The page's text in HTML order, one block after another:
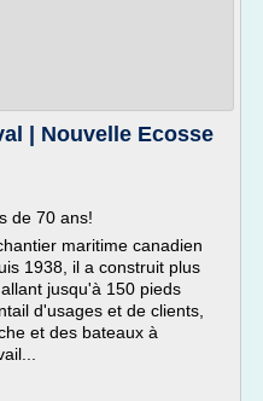
| Nouvelle Ecosse
de 70 ans!
maritime canadien
1938, il a construit plus
jusqu'à 150 pieds
d'usages et de clients,
et des bateaux à